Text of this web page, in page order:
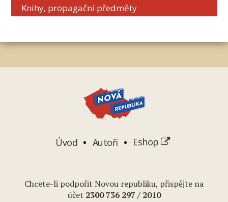
Knihy, propagační předměty
Úvod Autoři Eshop
Chcete-li podpořit Novou republiku, přispějte na
účet 2300 736 297 / 2010